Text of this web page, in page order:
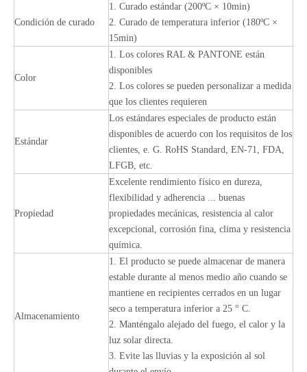
Condición de curado
1. Curado estándar (200ºC × 10min)
2. Curado de temperatura inferior (180ºC ×
15min)
Color
1. Los colores RAL & PANTONE están
disponibles
2. Los colores se pueden personalizar a medida
que los clientes requieren
Estándar
Los estándares especiales de producto están
disponibles de acuerdo con los requisitos de los
clientes, e. G. RoHS Standard, EN-71, FDA,
LFGB, etc.
Propiedad
Excelente rendimiento físico en dureza,
flexibilidad y adherencia ... buenas
propiedades mecánicas, resistencia al calor
excepcional, corrosión fina, clima y resistencia
química.
Almacenamiento
1. El producto se puede almacenar de manera
estable durante al menos medio año cuando se
mantiene en recipientes cerrados en un lugar
seco a temperatura inferior a 25 ° C.
2. Manténgalo alejado del fuego, el calor y la
luz solar directa.
3. Evite las lluvias y la exposición al sol